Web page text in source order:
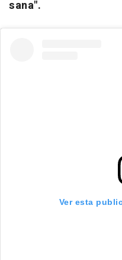
sana".
Ver esta